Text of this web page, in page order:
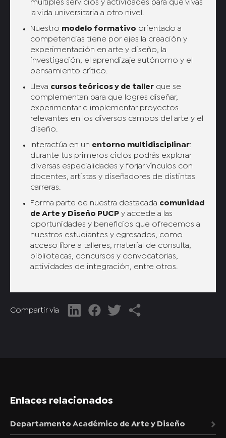
múltiples servicios y actividades para que vivas
la vida universitaria a otro nivel.
Nuestro modelo formativo orientado a
competencias tiene por ejes la creación y
experimentación en arte y diseño, la
investigación, el aprendizaje autónomo y el
pensamiento crítico.
Lleva cursos teóricos y de taller que se
complementan para que logres diseñar,
experimentar e implementar proyectos
relevantes en los diversos campos del arte y el
diseño.
Interactúa en un entorno multidisciplinar:
durante tus primeros ciclos podrás explorar
diversas especialidades y forjar vínculos con
docentes, artistas y diseñadores de distintas
carreras.
Forma parte de nuestra destacada comunidad
de Arte y Diseño PUCP y accede a las
oportunidades y beneficios que ofrecemos a
nuestros estudiantes y egresados, como
acceso libre a talleres, material de consulta,
bibliotecas, concursos y convocatorias,
actividades de integración, entre otros.
Compartir vía
Enlaces relacionados
Departamento Académico de Arte y Diseño